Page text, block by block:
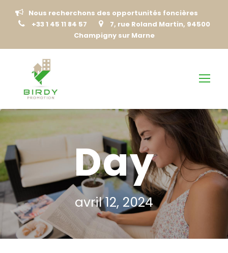
Nous recherchons des opportunités foncières
+33 1 45 11 84 57
7, rue Roland Martin, 94500
Champigny sur Marne
Day
avril 12, 2024